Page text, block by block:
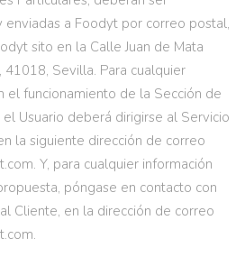
enviadas a Foodyt por correo postal,
sito en la Calle Juan de Mata
41018, Sevilla. Para cualquier
el funcionamiento de la Sección de
Usuario deberá dirigirse al Servicio
la siguiente dirección de correo
Y, para cualquier información
póngase en contacto con
Cliente, en la dirección de correo